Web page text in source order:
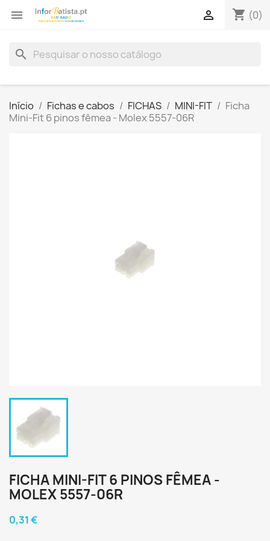
 shopping_cart (0)

search
Início Fichas e cabos FICHAS MINI-FIT
Ficha
Mini-Fit 6 pinos fêmea - Molex 5557-06R
FICHA MINI-FIT 6 PINOS FÊMEA -
MOLEX 5557-06R
0,31 €